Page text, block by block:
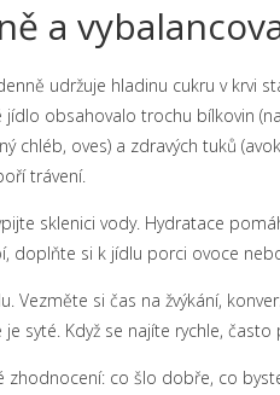
a
udržuje hladinu cukru v krvi
jídlo obsahovalo trochu bílkovin
chléb, oves) a zdravých tuků
trávení.
sklenici vody. Hydratace
doplňte si k jídlu porci ovoce
Vezměte si čas na žvýkání,
syté. Když se najíte rychle,
zhodnocení: co šlo dobře, co